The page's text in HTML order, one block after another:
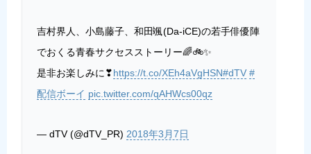
吉村界人、小島藤子、和田颯(Da-iCE)の若手俳優陣
でおくる青春サクセスストーリー🌈🚲✨
是非お楽しみに❣https://t.co/XEh4aVgHSN#dTV #
配信ボーイ pic.twitter.com/qAHWcs00qz
— dTV (@dTV_PR) 2018年3月7日